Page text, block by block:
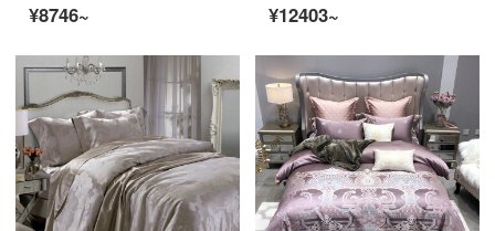
¥8746~
¥12403~